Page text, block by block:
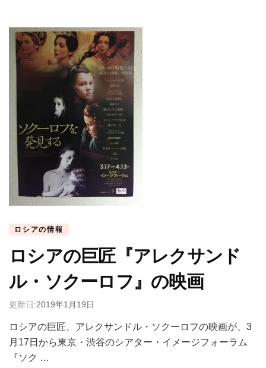
ロシアの情報
ロシアの巨匠『アレクサンド
ル・ソクーロフ』の映画
更新日:2019年1月19日
ロシアの巨匠、アレクサンドル・ソクーロフの映画が、3
月17日から東京・渋谷のシアター・イメージフォーラム
『ソク …